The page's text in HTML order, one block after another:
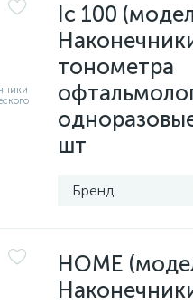
Ic 100
тонометра
шт
Бренд
HOME